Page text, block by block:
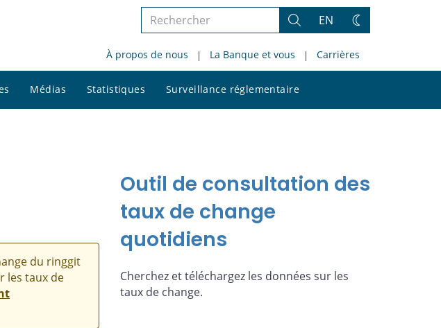
Rechercher
le
site
Rechercher
EN
Changez
thème
À propos de nous La Banque et vous Carrières
Médias Statistiques Surveillance réglementaire
le
du ringgit
les taux de
Outil de consultation des
taux de change
quotidiens
Cherchez et téléchargez les données sur les
taux de change.